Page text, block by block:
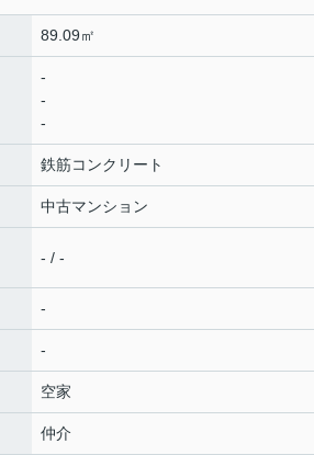
89.09㎡
-
-
-
鉄筋コンクリート
中古マンション
- / -
-
-
空家
仲介